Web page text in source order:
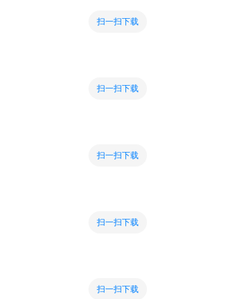
扫一扫下载
扫一扫下载
扫一扫下载
扫一扫下载
扫一扫下载